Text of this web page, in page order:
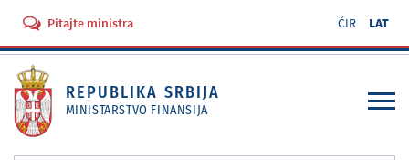
Pitajte ministra ĆIR LAT
REPUBLIKA SRBIJA
MINISTARSTVO FINANSIJA